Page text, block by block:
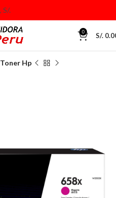
0 S/.
Toner Hp